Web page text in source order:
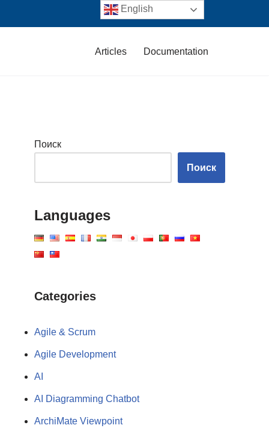
Articles Documentation
Поиск
Поиск
Languages
Categories
Agile & Scrum
Agile Development
AI
AI Diagramming Chatbot
ArchiMate Viewpoint
English